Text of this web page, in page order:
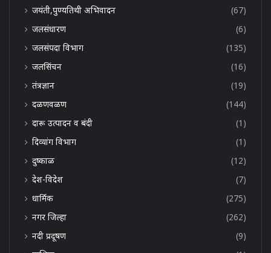
जयंती,पुण्यतिथी अभिवादन
(67)
जलसंधारण
(6)
जलसंपदा विभाग
(135)
जलसिंचन
(16)
तंत्रज्ञान
(19)
दळणवळण
(144)
दारू उत्पादन व बंदी
(1)
दिव्यांग विभाग
(1)
दुष्काळ
(12)
देश-विदेश
(7)
धार्मिक
(275)
नगर जिल्हा
(262)
नदी प्रदूषण
(9)